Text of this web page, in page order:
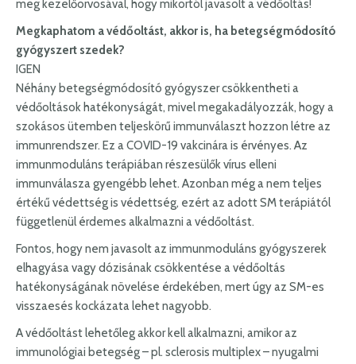
meg kezelőorvosával, hogy mikortól javasolt a védőoltás!
Megkaphatom a védőoltást, akkor is, ha betegségmódosító
gyógyszert szedek?
IGEN
Néhány betegségmódosító gyógyszer csökkentheti a
védőoltások hatékonyságát, mivel megakadályozzák, hogy a
szokásos ütemben teljeskörű immunválaszt hozzon létre az
immunrendszer. Ez a COVID-19 vakcinára is érvényes. Az
immunmoduláns terápiában részesülők vírus elleni
immunválasza gyengébb lehet. Azonban még a nem teljes
értékű védettség is védettség, ezért az adott SM terápiától
függetlenül érdemes alkalmazni a védőoltást.
Fontos, hogy nem javasolt az immunmoduláns gyógyszerek
elhagyása vagy dózisának csökkentése a védőoltás
hatékonyságának növelése érdekében, mert úgy az SM-es
visszaesés kockázata lehet nagyobb.
A védőoltást lehetőleg akkor kell alkalmazni, amikor az
immunológiai betegség – pl. sclerosis multiplex – nyugalmi